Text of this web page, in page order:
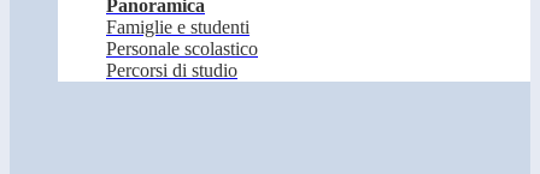
Panoramica
Famiglie e studenti
Personale scolastico
Percorsi di studio